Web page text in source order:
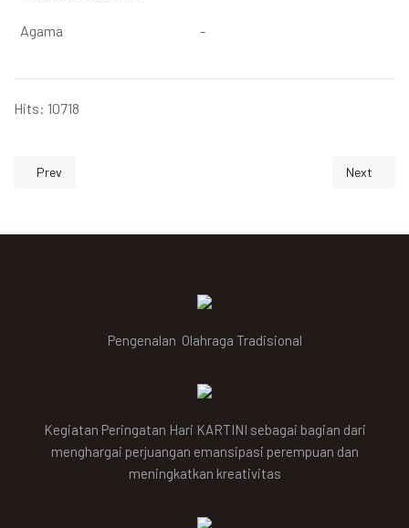
Agama -
Hits: 10718
Previous article: Jadwal Asesmen Sumatif Sekolah Praktik 2024
Prev Next
Next
Pengenalan Olahraga Tradisional
Kegiatan Peringatan Hari KARTINI sebagai bagian dari
menghargai perjuangan emansipasi perempuan dan
meningkatkan kreativitas